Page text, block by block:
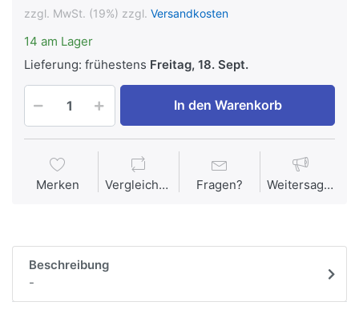
zzgl. MwSt. (19%) zzgl. Versandkosten
14 am Lager
Lieferung: frühestens Freitag, 18. Sept.
In den Warenkorb
Merken Vergleichen Fragen? Weitersagen
Beschreibung
-